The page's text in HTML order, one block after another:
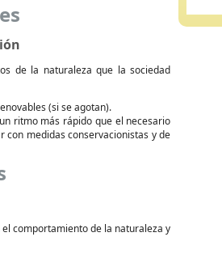
de la naturaleza que la sociedad
(si se agotan).
ritmo más rápido que el necesario
con medidas conservacionistas y de
comportamiento de la naturaleza y